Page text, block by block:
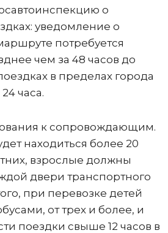
о
уведомление о
потребуется
чем за 48 часов до
в пределах города
часа.
к сопровождающим.
находиться более 20
взрослые должны
двери транспортного
при перевозке детей
от трех и более, и
поездки свыше 12 часов в